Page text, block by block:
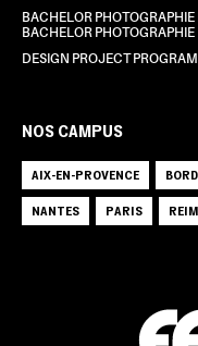
BACHELOR PHOTOGRAPHIE
BACHELOR PHOTOGRAPHIE
DESIGN PROJECT PROGRAM
NOS CAMPUS
AIX-EN-PROVENCE
NANTES
PARIS